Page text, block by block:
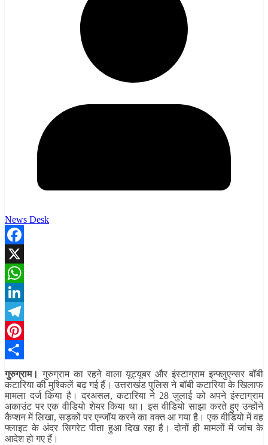
News Desk
Facebook
X
WhatsApp
LinkedIn
Telegram
Pinterest
Share
गुरुग्राम। गुरुग्राम का रहने वाला यूट्यूबर और इंस्टाग्राम इन्फ्लुएन्सर बॉबी
कटारिया की मुश्किलें बढ़ गई हैं। उत्तराखंड पुलिस ने बॉबी कटारिया के खिलाफ
मामला दर्ज किया है। दरअसल, कटारिया ने 28 जुलाई को अपने इंस्टाग्राम
अकाउंट पर एक वीडियो शेयर किया था। इस वीडियो साझा करते हुए उन्होंने
कैप्शन में लिखा, सड़कों पर एन्जॉय करने का वक्त आ गया है। एक वीडियो में वह
फ्लाइट के अंदर सिगरेट पीता हुआ दिख रहा है। दोनों ही मामलों में जांच के
आदेश हो गए हैं।